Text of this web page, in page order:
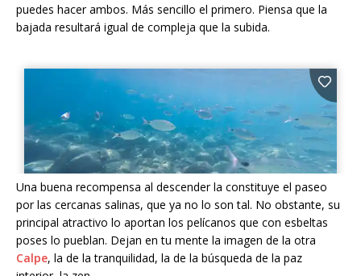
puedes hacer ambos. Más sencillo el primero. Piensa que la
bajada resultará igual de compleja que la subida.
Una buena recompensa al descender la constituye el paseo
por las cercanas salinas, que ya no lo son tal. No obstante, su
principal atractivo lo aportan los pelícanos que con esbeltas
poses lo pueblan. Dejan en tu mente la imagen de la otra
Calpe, la de la tranquilidad, la de la búsqueda de la paz